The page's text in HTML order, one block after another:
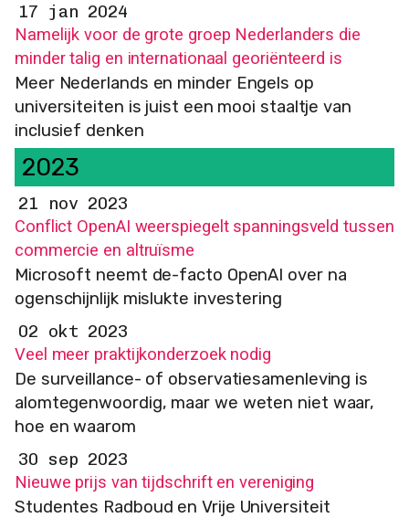
17 jan 2024
Namelijk voor de grote groep Nederlanders die
minder talig en internationaal georiënteerd is
Meer Nederlands en minder Engels op
universiteiten is juist een mooi staaltje van
inclusief denken
2023
21 nov 2023
Conflict OpenAI weerspiegelt spanningsveld tussen
commercie en altruïsme
Microsoft neemt de-facto OpenAI over na
ogenschijnlijk mislukte investering
02 okt 2023
Veel meer praktijkonderzoek nodig
De surveillance- of observatiesamenleving is
alomtegenwoordig, maar we weten niet waar,
hoe en waarom
30 sep 2023
Nieuwe prijs van tijdschrift en vereniging
Studentes Radboud en Vrije Universiteit